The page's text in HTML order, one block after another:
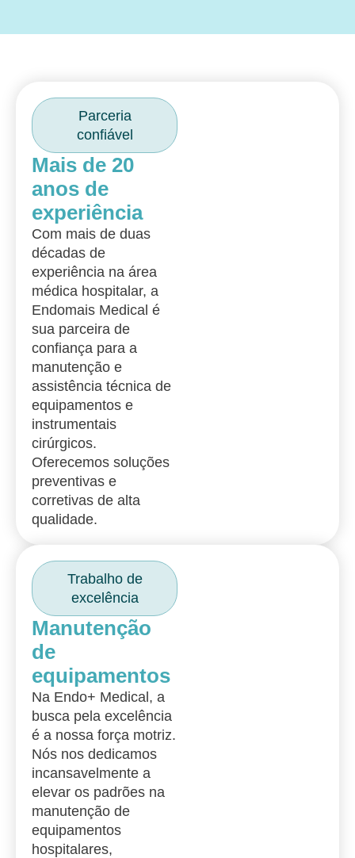
Parceria
confiável
Mais de 20
anos de
experiência
Com mais de duas
décadas de
experiência na área
médica hospitalar, a
Endomais Medical é
sua parceira de
confiança para a
manutenção e
assistência técnica de
equipamentos e
instrumentais
cirúrgicos.
Oferecemos soluções
preventivas e
corretivas de alta
qualidade.
Trabalho de
excelência
Manutenção
de
equipamentos
Na Endo+ Medical, a
busca pela excelência
é a nossa força motriz.
Nós nos dedicamos
incansavelmente a
elevar os padrões na
manutenção de
equipamentos
hospitalares,